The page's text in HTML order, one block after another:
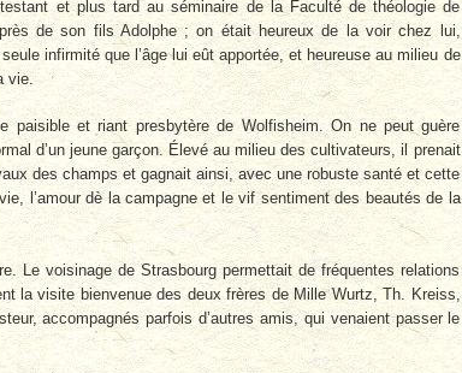
et plus tard au séminaire de la Faculté de théologie de
de son fils Adolphe ; on était heureux de la voir chez lui,
infirmité que l’âge lui eût apportée, et heureuse au milieu de
vie.
paisible et riant presbytère de Wolfisheim. On ne peut guère
d’un jeune garçon. Élevé au milieu des cultivateurs, il prenait
des champs et gagnait ainsi, avec une robuste santé et cette
l’amour dè la campagne et le vif sentiment des beautés de la
Le voisinage de Strasbourg permettait de fréquentes relations
la visite bienvenue des deux frères de Mille Wurtz, Th. Kreiss,
accompagnés parfois d’autres amis, qui venaient passer le